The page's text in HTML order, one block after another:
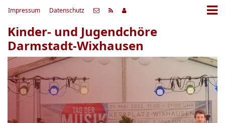
Impressum Datenschutz
Kinder- und Jugendchöre
Darmstadt-Wixhausen